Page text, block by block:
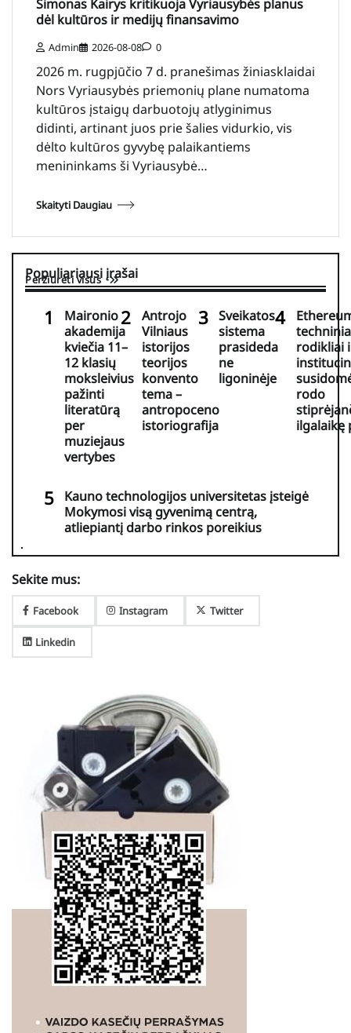
Simonas Kairys kritikuoja Vyriausybės planus
dėl kultūros ir medijų finansavimo
Admin 2026-08-08 0
2026 m. rugpjūčio 7 d. pranešimas žiniasklaidai
Nors Vyriausybės priemonių plane numatoma
kultūros įstaigų darbuotojų atlyginimus
didinti, artinant juos prie šalies vidurkio, vis
dėlto kultūros gyvybę palaikantiems
menininkams ši Vyriausybė…
Skaityti Daugiau
Populiariausi įrašai
Peržiūrėti visus
Maironio
akademija
kviečia 11–
12 klasių
moksleivius
pažinti
literatūrą
per
muziejaus
vertybes
Antrojo
Vilniaus
istorijos
teorijos
konvento
tema –
antropoceno
istoriografija
Sveikatos
sistema
prasideda
ne
ligoninėje
rodikliai
rodo
ilgalaikę
Kauno technologijos universitetas įsteigė
Mokymosi visą gyvenimą centrą,
atliepiantį darbo rinkos poreikius
Sekite mus:
Facebook Instagram Twitter
Linkedin